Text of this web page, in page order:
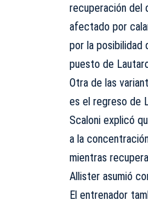
recuperación del
afectado por
por la posibilidad
puesto de
Otra de las
es el regreso de
Scaloni explicó
a la
mientras
Allister asumió
El entrenador